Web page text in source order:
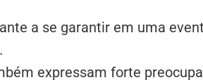
a se garantir em uma
expressam forte